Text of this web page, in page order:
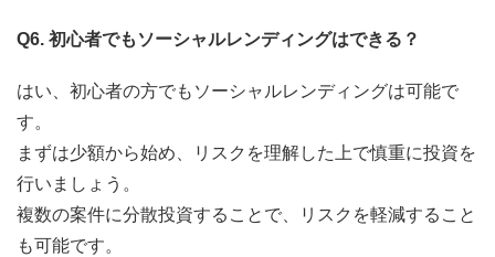
Q6. 初心者でもソーシャルレンディングはできる？
はい、初心者の方でもソーシャルレンディングは可能で
す。
まずは少額から始め、リスクを理解した上で慎重に投資を
行いましょう。
複数の案件に分散投資することで、リスクを軽減すること
も可能です。